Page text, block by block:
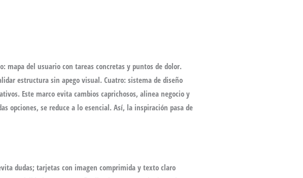
mapa del usuario con tareas concretas y puntos de dolor.
estructura sin apego visual. Cuatro: sistema de diseño
Este marco evita cambios caprichosos, alinea negocio y
opciones, se reduce a lo esencial. Así, la inspiración pasa de
dudas; tarjetas con imagen comprimida y texto claro